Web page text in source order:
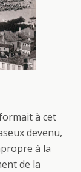
à cet
devenu,
à la
de la